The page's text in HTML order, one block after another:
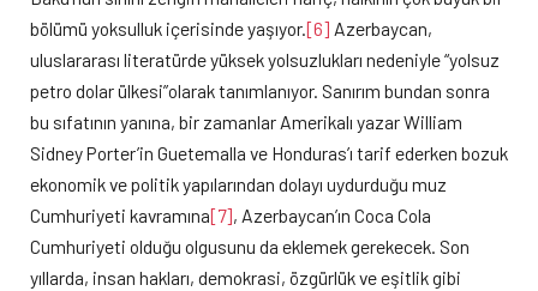
bölümü yoksulluk içerisinde yaşıyor.[6] Azerbaycan,
uluslararası literatürde yüksek yolsuzlukları nedeniyle “yolsuz
petro dolar ülkesi”olarak tanımlanıyor. Sanırım bundan sonra
bu sıfatının yanına, bir zamanlar Amerikalı yazar William
Sidney Porter’in Guetemalla ve Honduras’ı tarif ederken bozuk
ekonomik ve politik yapılarından dolayı uydurduğu muz
Cumhuriyeti kavramına[7], Azerbaycan’ın Coca Cola
Cumhuriyeti olduğu olgusunu da eklemek gerekecek. Son
yıllarda, insan hakları, demokrasi, özgürlük ve eşitlik gibi